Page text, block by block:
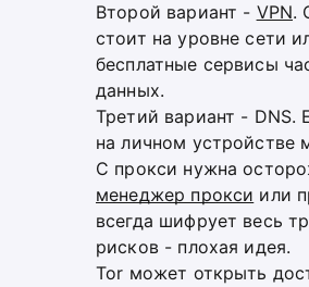
Второй вариант - VPN.
стоит на уровне сети
бесплатные сервисы
данных.
Третий вариант - DNS.
на личном устройстве
С прокси нужна
менеджер прокси или
всегда шифрует весь
рисков - плохая идея.
Tor может открыть